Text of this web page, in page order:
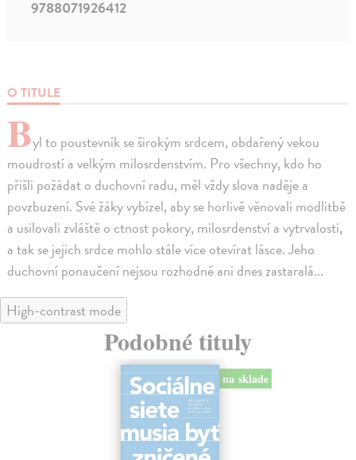
O TITULE
Byl to poustevník se širokým srdcem, obdařený vekou
moudrostí a velkým milosrdenstvím. Pro všechny, kdo ho
přišli požádat o duchovní radu, měl vždy slova naděje a
povzbuzení. Své žáky vybízel, aby se horlivě věnovali modlitbě
a usilovali zvláště o ctnost pokory, milosrdenství a vytrvalosti,
a tak se jejich srdce mohlo stále více otevírat lásce. Jeho
duchovní ponaučení nejsou rozhodně ani dnes zastaralá...
9788071926412
High-contrast mode
Podobné tituly
na sklade